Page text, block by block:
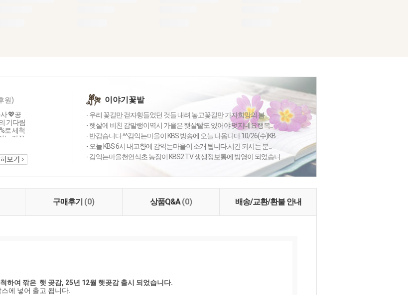
원)
💖공
기다림
로 세척
는 감꼭
리에 3
식초 만
감 부산
년 산이
반시
짓고, 🍊
이야기꽃밭
- 우리 꽃길만 걷자힝들었던 것들 내려 놓고꽃길만 가자희망의 봄....
- 햇살에 비친 감말랭이역시 가을은 햇살빨도 있어야 멋지네요행복...
- 반갑습니다.^^감익는마을이 KBS 방송에 오늘 나옵니다.10/26(수)KB...
- 오늘 KBS 6시 내고향에 감익는마을이 소개 됩니다.시간 되시는 분...
- 감익는마을천연식초 농장이 KBS2 TV 생생정보통에 방영이 되었습니...
구매후기 (0) 상품Q&A(0) 배송/교환/환불 안내
하여 깎은  햇 곶감, 25년 12월 햇곶감 출시 되었습니다.
에 넣어 출고 됩니다.